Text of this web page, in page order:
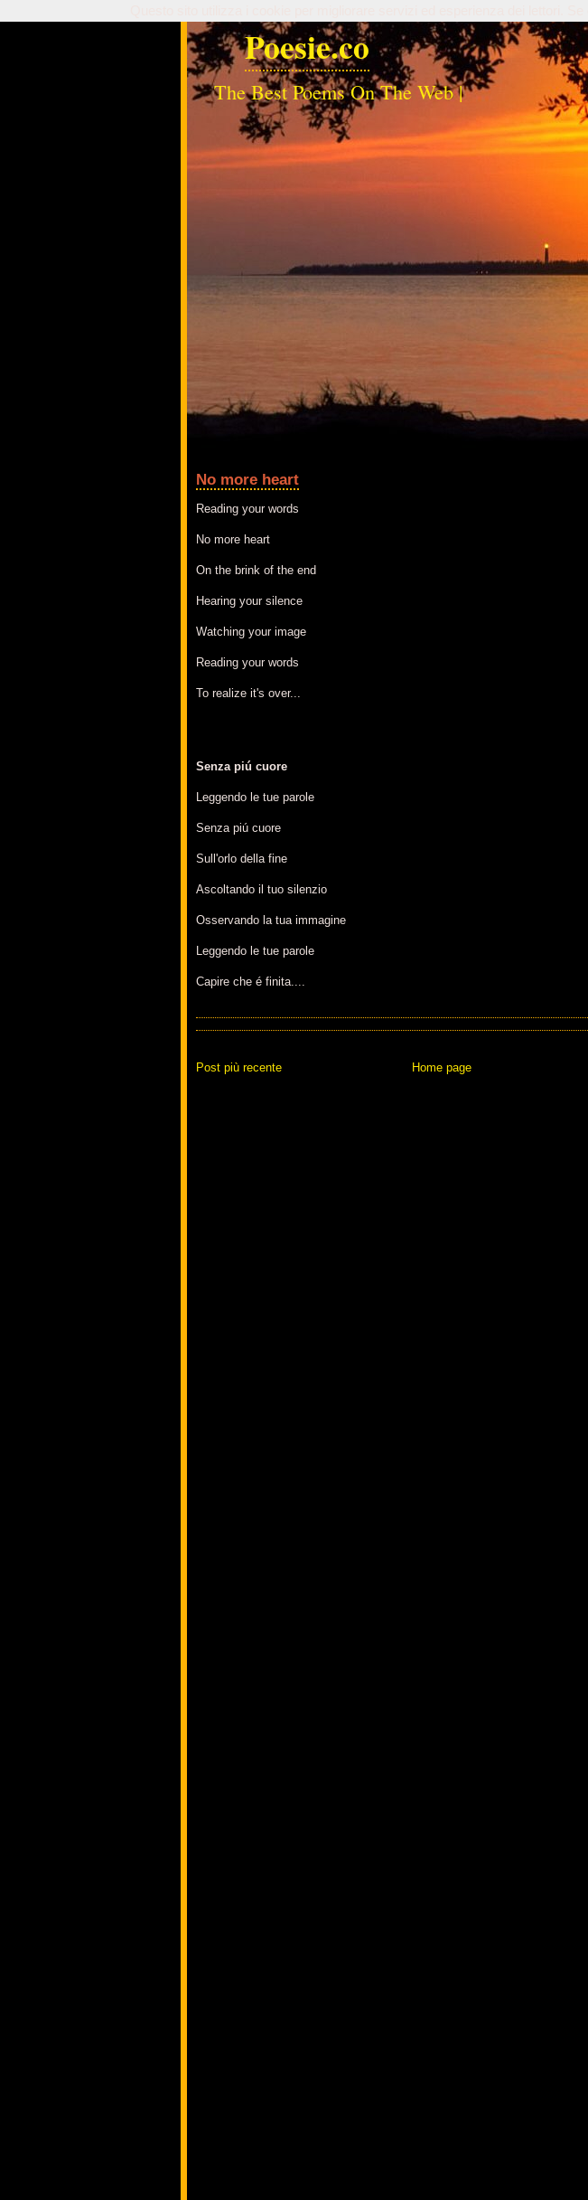
Poesie.co
The Best Poems On The Web |
No more heart
Reading your words
No more heart
On the brink of the end
Hearing your silence
Watching your image
Reading your words
To realize it's over...
Senza piú cuore
Leggendo le tue parole
Senza piú cuore
Sull'orlo della fine
Ascoltando il tuo silenzio
Osservando la tua immagine
Leggendo le tue parole
Capire che é finita....
Post più recente Home page